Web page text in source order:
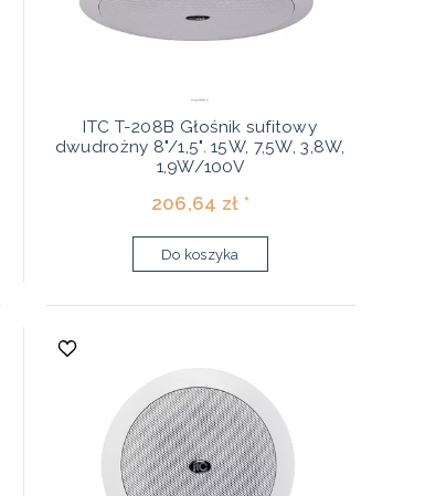
ITC T-208B Głośnik sufitowy
dwudrożny 8"/1,5". 15W, 7,5W, 3,8W,
1,9W/100V
206,64 zł *
Do koszyka